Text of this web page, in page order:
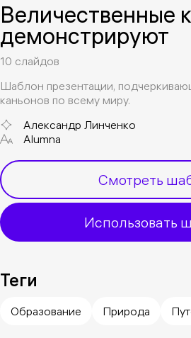
Величественные
демонстрируют
10 слайдов
Шаблон презентации,
каньонов по всему миру.
Александр Линченко
Alumna
Смотреть
Использовать
Теги
Образование Природа